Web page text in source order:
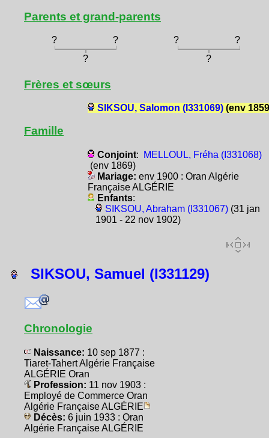
Parents et grand-parents
? ? ?
?
?
?
Frères et sœurs
SIKSOU, Salomon (I331069)(env
Famille
Conjoint:
MELLOUL, Fréha (I331068)
(env 1869)
Mariage: env 1900 : Oran Algérie
Française ALGÉRIE
Enfants:
SIKSOU, Abraham (I331067)(31 jan
1901 - 22 nov 1902)
SIKSOU, Samuel (I331129)
Chronologie
Naissance: 10 sep 1877 :
Tiaret-Tahert Algérie Française
ALGÉRIE Oran
Profession: 11 nov 1903 :
Employé de Commerce Oran
Algérie Française ALGÉRIE
Décès: 6 juin 1933 : Oran
Algérie Française ALGÉRIE